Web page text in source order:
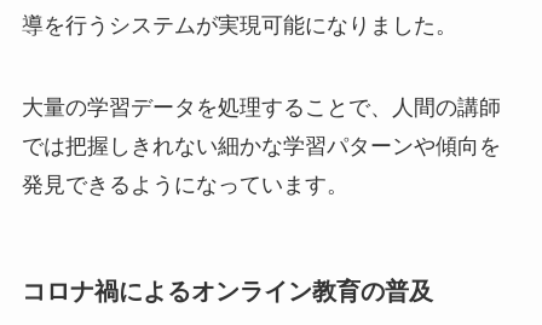
導を行うシステムが実現可能になりました。
大量の学習データを処理することで、人間の講師
では把握しきれない細かな学習パターンや傾向を
発見できるようになっています。
コロナ禍によるオンライン教育の普及